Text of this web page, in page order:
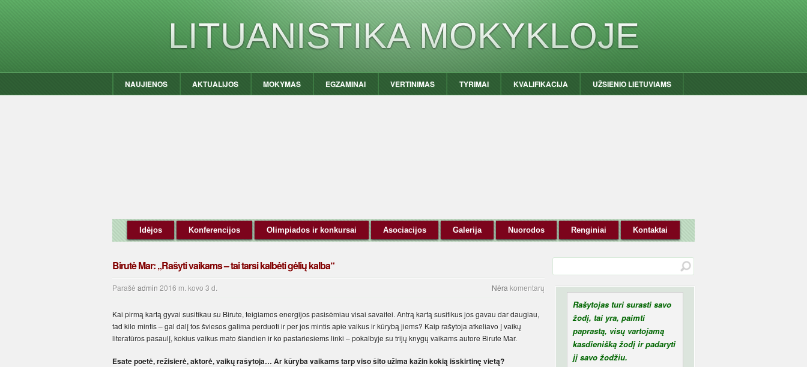
LITUANISTIKA MOKYKLOJE
NAUJIENOS AKTUALIJOS MOKYMAS EGZAMINAI VERTINIMAS TYRIMAI KVALIFIKACIJA UŽSIENIO LIETUVIAMS
Idėjos Konferencijos Olimpiados ir konkursai Asociacijos Galerija Nuorodos Renginiai Kontaktai
Birutė Mar: „Rašyti vaikams – tai tarsi kalbėti gėlių kalba“
Parašė admin 2016 m. kovo 3 d. Nėra komentarų
Kai pirmą kartą gyvai susitikau su Birute, teigiamos energijos pasisėmiau visai savaitei. Antrą kartą susitikus jos gavau dar daugiau,
tad kilo mintis – gal dalį tos šviesos galima perduoti ir per jos mintis apie vaikus ir kūrybą jiems? Kaip rašytoja atkeliavo į vaikų
literatūros pasaulį, kokius vaikus mato šiandien ir ko pastariesiems linki – pokalbyje su trijų knygų vaikams autore Birute Mar.
Esate poetė, režisierė, aktorė, vaikų rašytoja… Ar kūryba vaikams tarp viso šito užima kažin kokią išskirtinę vietą?
Rašytojas turi surasti savo
žodį, tai yra, paimti
paprastą, visų vartojamą
kasdienišką žodį ir padaryti
jį savo žodžiu.